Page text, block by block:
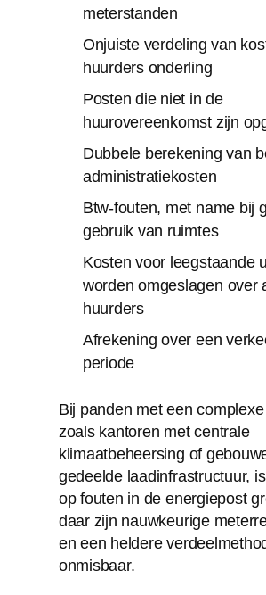
meterstanden
Onjuiste verdeling van
huurders onderling
Posten die niet in de
huurovereenkomst zijn
Dubbele berekening van
administratiekosten
Btw-fouten, met name bij
gebruik van ruimtes
Kosten voor leegstaande
worden omgeslagen over
huurders
Afrekening over een
periode
Bij panden met een
zoals kantoren met centrale
klimaatbeheersing of
gedeelde laadinfrastructuur,
op fouten in de energiepost
daar zijn nauwkeurige
en een heldere
onmisbaar.